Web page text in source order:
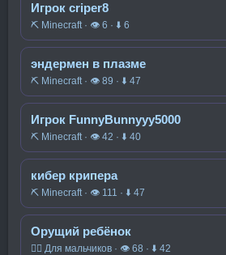
Игрок criper8
⛏️ Minecraft · 👁 6 · ⬇ 6
эндермен в плазме
⛏️ Minecraft · 👁 89 · ⬇ 47
Игрок FunnyBunnyyy5000
⛏️ Minecraft · 👁 42 · ⬇ 40
кибер крипера
⛏️ Minecraft · 👁 111 · ⬇ 47
Орущий ребёнок
🧍‍♂️ Для мальчиков · 👁 68 · ⬇ 42